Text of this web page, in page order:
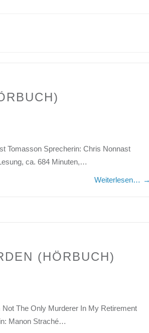
Tomasson Sprecherin: Chris Nonnast
ca. 684 Minuten,…
Weiterlesen… →
(HÖRBUCH)
Not The Only Murderer In My Retirement
Manon Straché…